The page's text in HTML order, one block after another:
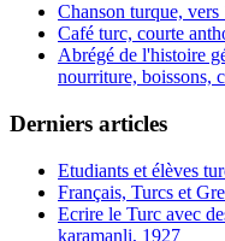
Chanson turque, vers
Café turc, courte
Abrégé de l'histoire
nourriture, boissons,
Derniers articles
Etudiants et élèves
Français, Turcs et
Ecrire le Turc avec
karamanli, 1927